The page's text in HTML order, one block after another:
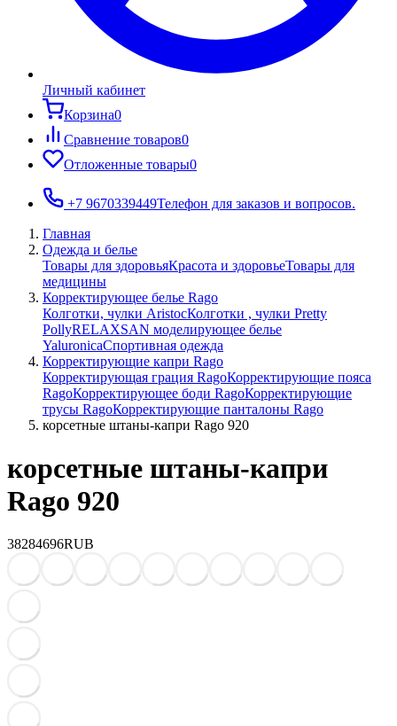
Личный кабинет
Корзина0
Сравнение товаров0
Отложенные товары0
+7 9670339449Телефон для заказов и вопросов.
Главная
Одежда и белье
Товары для здоровьяКрасота и здоровьеТовары для
медицины
Корректирующее белье Rago
Колготки, чулки AristocКолготки , чулки Pretty
PollyRELAXSAN моделирующее белье
YaluroniсaСпортивная одежда
Корректирующие капри Rago
Корректирующая грация RagoКорректирующие пояса
RagoКорректирующее боди RagoКорректирующие
трусы RagoКорректирующие панталоны Rago
корсетные штаны-капри Rago 920
корсетные штаны-капри
Rago 920
38284696RUB